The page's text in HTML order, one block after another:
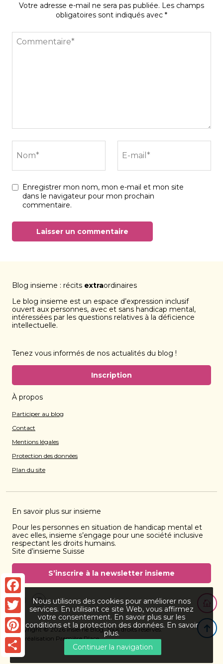
Votre adresse e-mail ne sera pas publiée. Les champs
obligatoires sont indiqués avec *
Commentaire*
Enregistrer mon nom, mon e-mail et mon site
dans le navigateur pour mon prochain
commentaire.
Blog insieme : récits extraordinaires
Le blog insieme est un espace d’expression inclusif
ouvert aux personnes, avec et sans handicap mental,
intéressées par les questions relatives à la déficience
intellectuelle.
Tenez vous informés de nos actualités du blog !
Inscription
À propos
Participer au blog
Contact
Mentions légales
Protection des données
Plan du site
En savoir plus sur insieme
Pour les personnes en situation de handicap mental et
avec elles, insieme s’engage pour une société inclusive
respectant les droits humains.
Site d’insieme Suisse
S’inscrire à la newsletter insieme
Facebookinstagram
Copyright © 2026insieme Blog. Tous droits réservés.
Une réalisation Première Place
Facebook
Twitter
Pinterest
Share
Nous utilisons des cookies pour améliorer nos
services. En utilisant ce site Web, vous affirmez
votre consentement. En savoir plus sur les
conditions et la protection des données. En savoir
plus.
Continuer la navigation